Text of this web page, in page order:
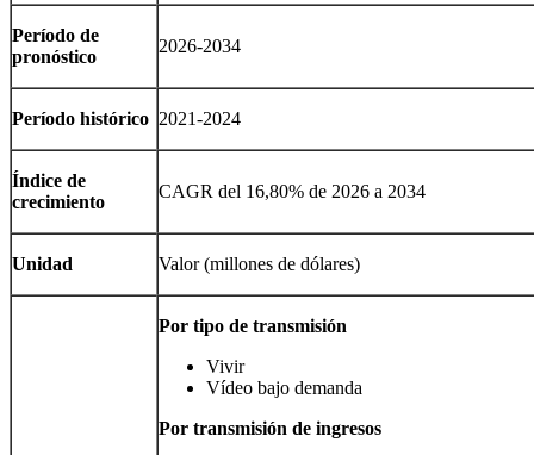
Período de
pronóstico
2026-2034
Período histórico 2021-2024
Índice de
crecimiento
CAGR del 16,80% de 2026 a 2034
Unidad Valor (millones de dólares)
Por tipo de transmisión
Vivir
Vídeo bajo demanda
Por transmisión de ingresos